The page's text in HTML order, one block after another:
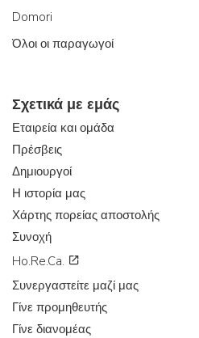
Domori
Όλοι οι παραγωγοί
Σχετικά με εμάς
Εταιρεία και ομάδα
Πρέσβεις
Δημιουργοί
Η ιστορία μας
Χάρτης πορείας αποστολής
Συνοχή
Ho.Re.Ca.
Συνεργαστείτε μαζί μας
Γίνε προμηθευτής
Γίνε διανομέας